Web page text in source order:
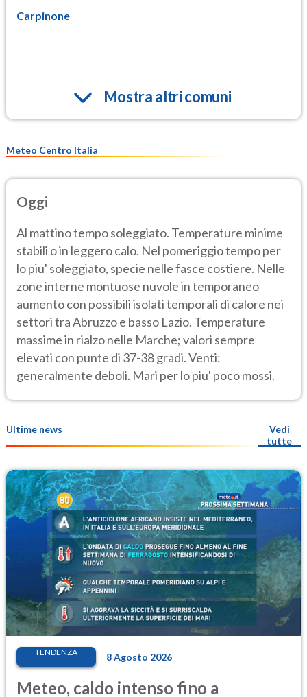
Carpinone
Mostra altri comuni
Meteo Centro Italia
Oggi
Al mattino tempo soleggiato. Temperature minime
stabili o in leggero calo. Nel pomeriggio tempo per
lo piu' soleggiato, specie nelle fasce costiere. Nelle
zone interne montuose nuvole in temporaneo
aumento con possibili isolati temporali di calore nei
settori tra Abruzzo e basso Lazio. Temperature
massime in rialzo nelle Marche; valori sempre
elevati con punte di 37-38 gradi. Venti:
generalmente deboli. Mari per lo piu' poco mossi.
Ultime news
Vedi
tutte
TENDENZA 8 Agosto 2026
Meteo, caldo intenso fino a